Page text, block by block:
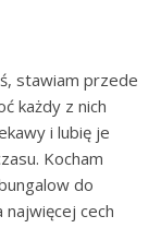
stawiam przede
każdy z nich
i lubię je
Kocham
do
najwięcej cech